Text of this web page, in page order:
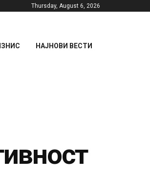
Thursday, August 6, 2026
НАЈНОВИ ВЕСТИ